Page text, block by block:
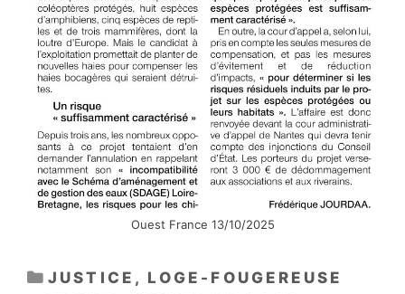
Ouest France 13/10/2025
CATÉGORIES
JUSTICE , LOGE-FOUGEREUSE